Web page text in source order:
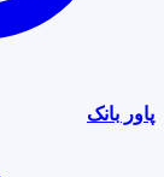
پاور بانک